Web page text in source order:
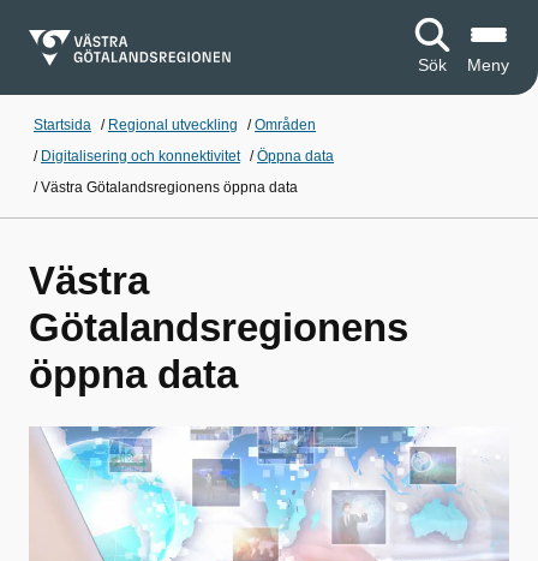
Sök Meny
Startsida / Regional utveckling /Områden
/ Digitalisering och konnektivitet /Öppna data
/Västra Götalandsregionens öppna data
Västra
Götalandsregionens
öppna data